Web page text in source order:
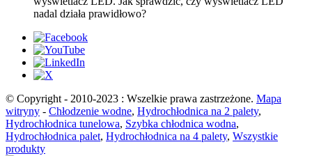
nadal działa prawidłowo?
© Copyright - 2010-2023 : Wszelkie prawa zastrzeżone. Mapa
witryny - Chłodzenie wodne, Hydrochłodnica na 2 palety,
Hydrochłodnica tunelowa, Szybka chłodnica wodna,
Hydrochłodnica palet, Hydrochłodnica na 4 palety, Wszystkie
produkty